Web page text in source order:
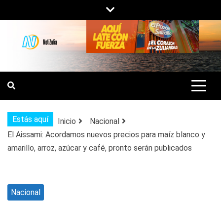
al
contenido
NOTIZULIA
NOTICIAS DEL ZULIA, VENEZUELA Y
DE INTERÉS GENERAL.
Estás aquí Inicio
Nacional
El Aissami: Acordamos nuevos precios para maíz blanco y
amarillo, arroz, azúcar y café, pronto serán publicados
Nacional